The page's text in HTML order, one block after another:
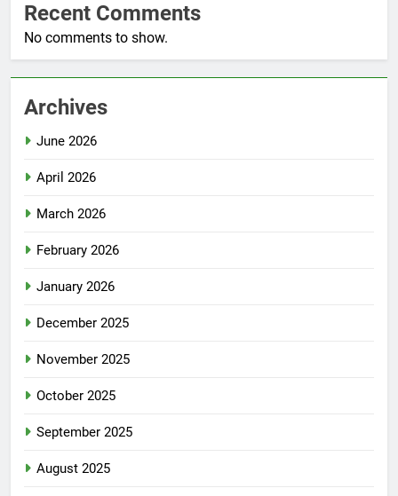
Recent Comments
No comments to show.
Archives
June 2026
April 2026
March 2026
February 2026
January 2026
December 2025
November 2025
October 2025
September 2025
August 2025